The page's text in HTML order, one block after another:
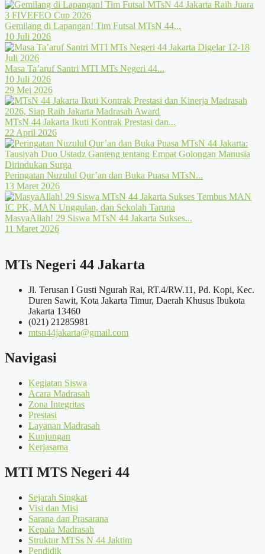
Gemilang di Lapangan! Tim Futsal MTsN 44...
10 Juli 2026
Masa Ta’aruf Santri MTI MTs Negeri 44...
10 Juli 2026
29 Mei 2026
MTsN 44 Jakarta Ikuti Kontrak Prestasi dan...
22 April 2026
Peringatan Nuzulul Qur’an dan Buka Puasa MTsN...
13 Maret 2026
MasyaAllah! 29 Siswa MTsN 44 Jakarta Sukses...
11 Maret 2026
MTs Negeri 44 Jakarta
Jl. Terusan I Gusti Ngurah Rai, RT.4/RW.11, Pd. Kopi, Kec.
Duren Sawit, Kota Jakarta Timur, Daerah Khusus Ibukota
Jakarta 13460
(021) 21285981
mtsn44jakarta@gmail.com
Navigasi
Kegiatan Siswa
Acara Madrasah
Zona Integritas
Prestasi
Layanan Madrasah
Kunjungan
Kerjasama
MTI MTS Negeri 44
Sejarah Singkat
Visi dan Misi
Sarana dan Prasarana
Kepala Madrasah
Struktur MTSs N 44 Jaktim
Pendidik